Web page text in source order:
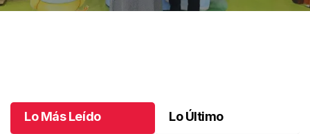
Lo Más Leído Lo Último